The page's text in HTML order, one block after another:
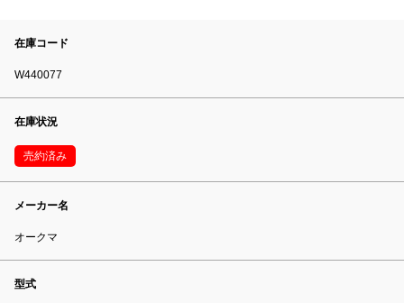
在庫コード
W440077
在庫状況
売約済み
メーカー名
オークマ
型式